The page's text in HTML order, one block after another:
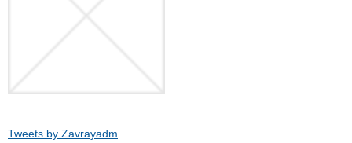
Tweets by Zavrayadm